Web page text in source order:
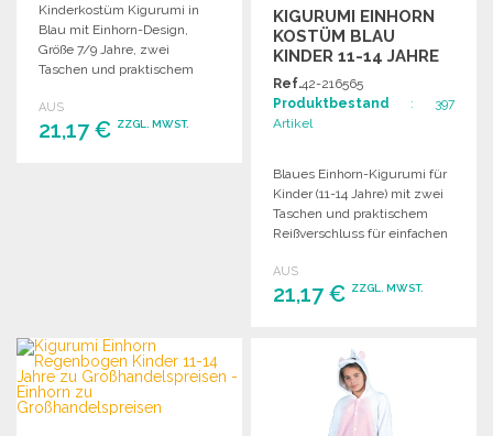
Kinderkostüm Kigurumi in
Blau mit Einhorn-Design,
Größe 7/9 Jahre, zwei
Taschen und praktischem
Toilettengang.
AUS
21,17 € ZZGL. MWST.
KIGURUMI EINHORN
KOSTÜM BLAU
KINDER 11-14 JAHRE
ZU
GROSSHANDELSPREISEN
Ref.42-216565
Produktbestand : 397
Artikel
Blaues Einhorn-Kigurumi für
Kinder (11-14 Jahre) mit zwei
Taschen und praktischem
Reißverschluss für einfachen
Plüschmaterial.
AUS
21,17 € ZZGL. MWST.
Angebot anfordern